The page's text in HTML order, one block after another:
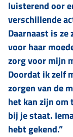
luisterend oor
verschillende
Daarnaast is
voor haar
zorg voor mijn
Doordat ik zelf
zorgen van de
het kan zijn om
bij je staat.
hebt gekend.”